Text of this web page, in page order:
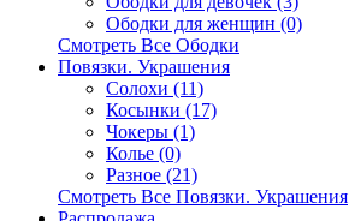
Ободки для женщин (0)
Смотреть Все Ободки
Повязки. Украшения
Солохи (11)
Косынки (17)
Чокеры (1)
Колье (0)
Разное (21)
Смотреть Все Повязки. Украшения